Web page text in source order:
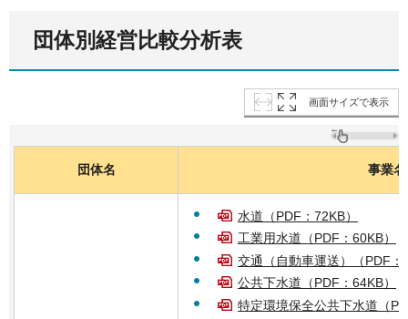
団体別経営比較分析表
画面サイズで表示
団体名 事業名
水道（PDF：72KB）
工業用水道（PDF：60KB）
交通（自動車運送）（PDF：
公共下水道（PDF：64KB）
特定環境保全公共下水道（